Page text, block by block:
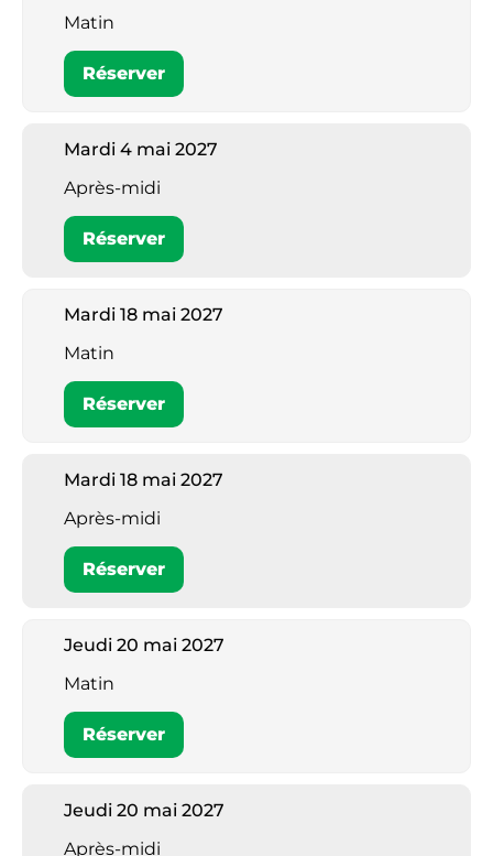
Matin
Réserver
Mardi 4 mai 2027
Après-midi
Réserver
Mardi 18 mai 2027
Matin
Réserver
Mardi 18 mai 2027
Après-midi
Réserver
Jeudi 20 mai 2027
Matin
Réserver
Jeudi 20 mai 2027
Après-midi